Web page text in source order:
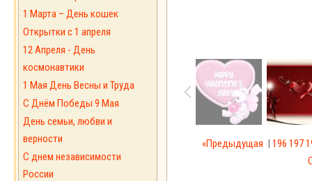
1 Марта – День кошек
Открытки с 1 апреля
12 Апреля - День
космонавтики
1 Мая День Весны и Труда
С Днём Победы 9 Мая
День семьи, любви и
верности
С днем независимости
России
«Предыдущая 196 197